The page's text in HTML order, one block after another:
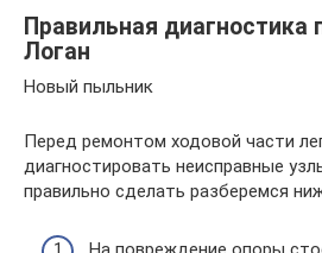
Правильная диагностика
Логан
Новый пыльник
Перед ремонтом ходовой части
диагностировать неисправные
правильно сделать разберемся